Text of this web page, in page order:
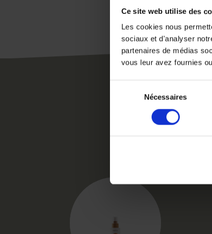
Ce site web utilise des
Les cookies nous
sociaux et d'analyser
partenaires de médias
vous leur avez fournies
consentement
Nécessaires